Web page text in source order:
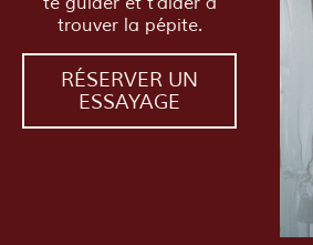
trouver la pépite.
RÉSERVER UN
ESSAYAGE